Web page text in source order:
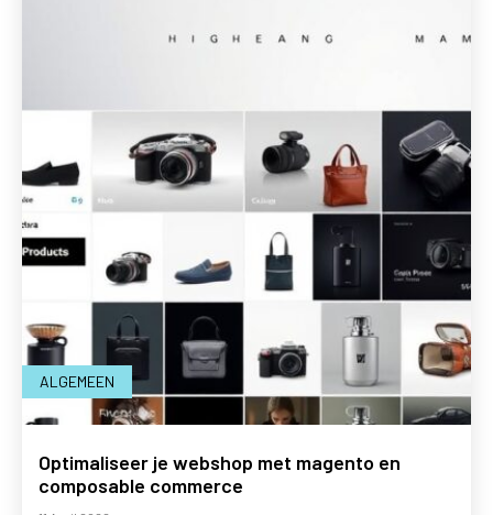
ALGEMEEN
Optimaliseer je webshop met magento en
composable commerce